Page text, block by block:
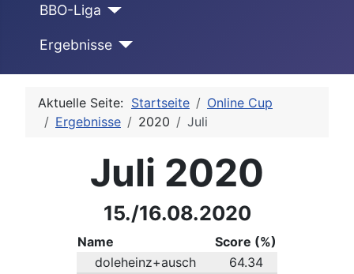
BBO-Liga
Ergebnisse
Aktuelle Seite: Startseite
Online Cup
Ergebnisse
2020 Juli
Juli 2020
15./16.08.2020
Name
Score (%)
doleheinz+ausch
64.34